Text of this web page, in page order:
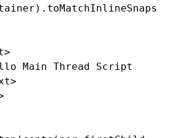
Main Thread Script